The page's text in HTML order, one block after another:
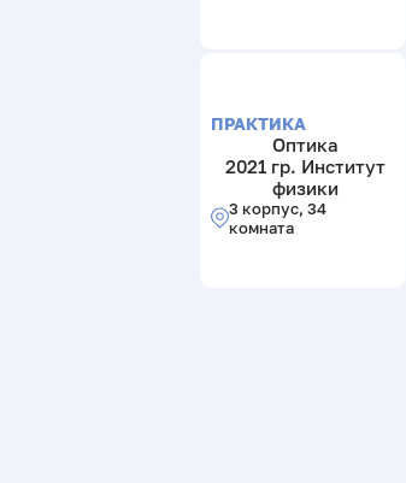
ПРАКТИКА
Оптика
2021 гр. Институт
физики
3 корпус, 34
комната